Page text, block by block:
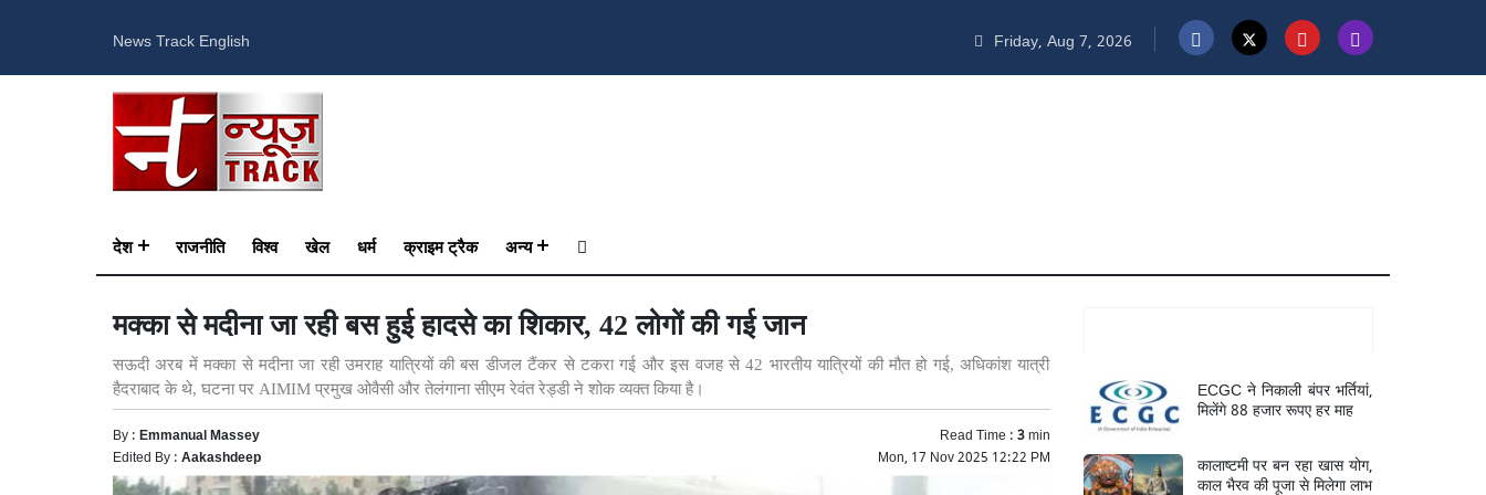
News Track English Friday, Aug 7, 2026
देश राजनीति विश्व खेल धर्म क्राइम ट्रैक अन्य
मक्का से मदीना जा रही बस हुई हादसे का शिकार, 42 लोगों की गई जान
सऊदी अरब में मक्का से मदीना जा रही उमराह यात्रियों की बस डीजल टैंकर से टकरा गई और इस वजह से 42 भारतीय यात्रियों की मौत हो गई, अधिकांश यात्री
हैदराबाद के थे, घटना पर AIMIM प्रमुख ओवैसी और तेलंगाना सीएम रेवंत रेड्डी ने शोक व्यक्त किया है।
By :Emmanual Massey Read Time :3min
Edited By :Aakashdeep Mon, 17 Nov 2025 12:22 PM
ECGC ने निकाली बंपर भर्तियां,
मिलेंगे 88 हजार रूपए हर माह
कालाष्टमी पर बन रहा खास योग,
काल भैरव की पूजा से मिलेगा लाभ